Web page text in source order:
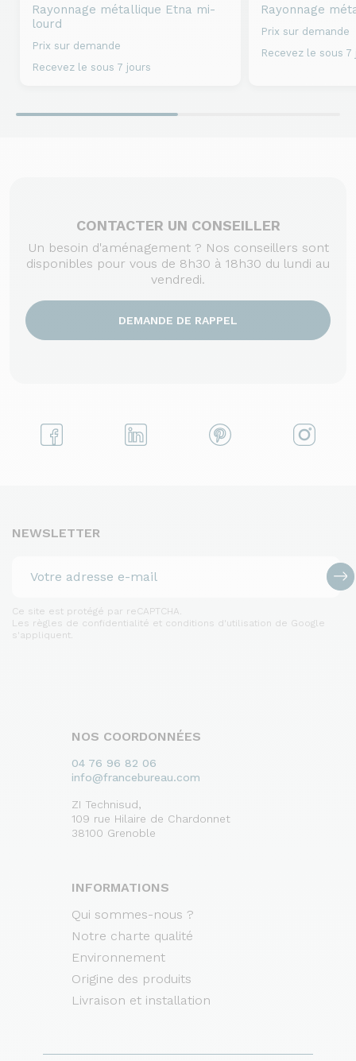
Rayonnage métallique Etna mi-
lourd
Prix sur demande
Recevez le sous 7 jours
Rayonnage
Prix sur demande
Recevez le sous 7
CONTACTER UN CONSEILLER
Un besoin d'aménagement ? Nos conseillers sont
disponibles pour vous de 8h30 à 18h30 du lundi au
vendredi.
DEMANDE DE RAPPEL
NEWSLETTER
Ce site est protégé par reCAPTCHA.
Les règles de confidentialité et conditions d'utilisation de Google
s'appliquent.
NOS COORDONNÉES
04 76 96 82 06
info@francebureau.com
ZI Technisud,
109 rue Hilaire de Chardonnet
38100 Grenoble
INFORMATIONS
Qui sommes-nous ?
Notre charte qualité
Environnement
Origine des produits
Livraison et installation